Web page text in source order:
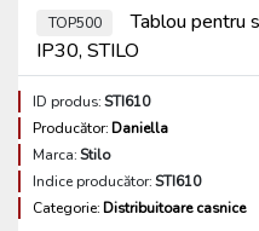
TOP500
Tablou pentru
IP30, STILO
ID produs:STI610
Producător:Daniella
Marca:Stilo
Indice producător:STI610
Categorie:Distribuitoare casnice